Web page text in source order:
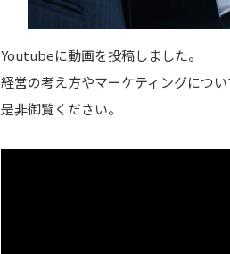
Youtubeに動画を投稿しました。
経営の考え方やマーケティングにつ
是非御覧ください。